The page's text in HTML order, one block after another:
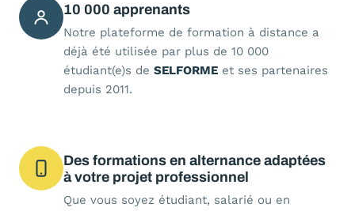
10 000 apprenants
Notre plateforme de formation à distance a
déjà été utilisée par plus de 10 000
étudiant(e)s de SELFORME et ses partenaires
depuis 2011.
Des formations en alternance adaptées
à votre projet professionnel
Que vous soyez étudiant, salarié ou en